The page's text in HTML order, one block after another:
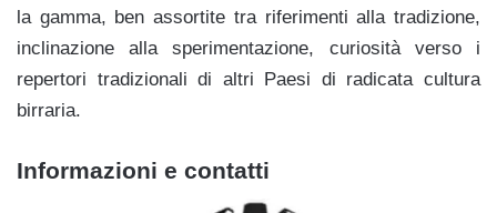
la gamma, ben assortite tra riferimenti alla tradizione,
inclinazione alla sperimentazione, curiosità verso i
repertori tradizionali di altri Paesi di radicata cultura
birraria.
Informazioni e contatti